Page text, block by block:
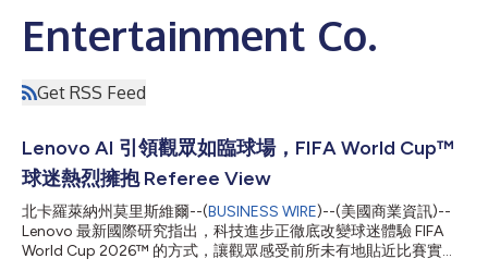
Entertainment Co.
Get RSS Feed
Lenovo AI 引領觀眾如臨球場，FIFA World Cup™
球迷熱烈擁抱 Referee View
北卡羅萊納州莫里斯維爾--(BUSINESS WIRE)--(美國商業資訊)--
Lenovo 最新國際研究指出，科技進步正徹底改變球迷體驗 FIFA
World Cup 2026™ 的方式，讓觀眾感受前所未有地貼近比賽實